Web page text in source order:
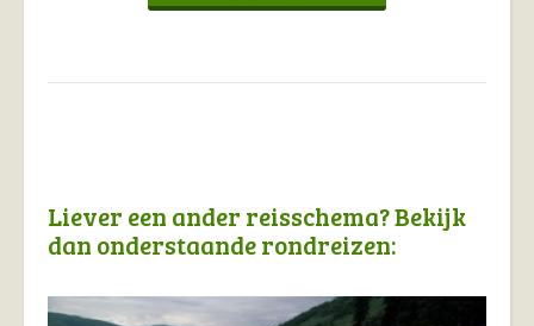
Liever een ander reisschema? Bekijk
dan onderstaande rondreizen: